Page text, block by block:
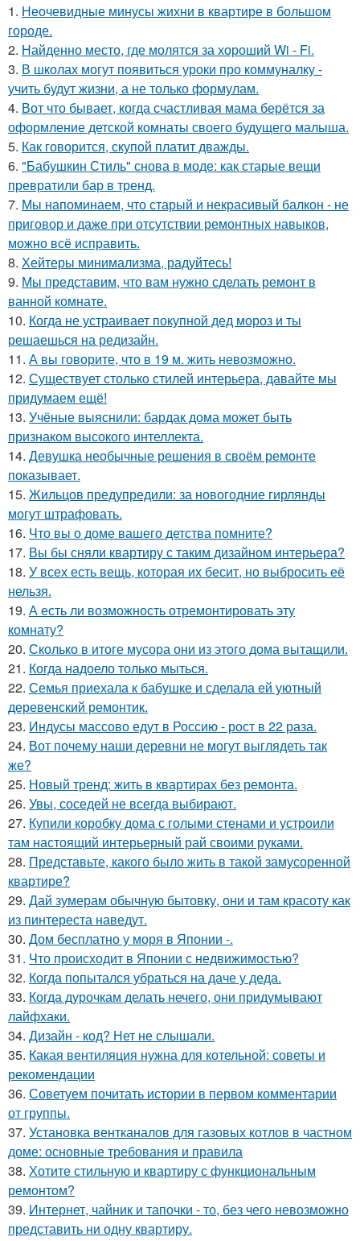
1. Неочевидные минусы жихни в квартире в большом
городе.
2. Найденно место, где молятся за хороший Wi - Fi.
3. В школах могут появиться уроки про коммуналку -
учить будут жизни, а не только формулам.
4. Вот что бывает, когда счастливая мама берётся за
оформление детской комнаты своего будущего малыша.
5. Как говорится, скупой платит дважды.
6. "Бабушкин Стиль" снова в моде: как старые вещи
превратили бар в тренд.
7. Мы напоминаем, что старый и некрасивый балкон - не
приговор и даже при отсутствии ремонтных навыков,
можно всё исправить.
8. Хейтеры минимализма, радуйтесь!
9. Мы представим, что вам нужно сделать ремонт в
ванной комнате.
10. Когда не устраивает покупной дед мороз и ты
решаешься на редизайн.
11. А вы говорите, что в 19 м. жить невозможно.
12. Существует столько стилей интерьера, давайте мы
придумаем ещё!
13. Учёные выяснили: бардак дома может быть
признаком высокого интеллекта.
14. Девушка необычные решения в своём ремонте
показывает.
15. Жильцов предупредили: за новогодние гирлянды
могут штрафовать.
16. Что вы о доме вашего детства помните?
17. Вы бы сняли квартиру с таким дизайном интерьера?
18. У всех есть вещь, которая их бесит, но выбросить её
нельзя.
19. А есть ли возможность отремонтировать эту
комнату?
20. Сколько в итоге мусора они из этого дома вытащили.
21. Когда надоело только мыться.
22. Семья приехала к бабушке и сделала ей уютный
деревенский ремонтик.
23. Индусы массово едут в Россию - рост в 22 раза.
24. Вот почему наши деревни не могут выглядеть так
же?
25. Новый тренд: жить в квартирах без ремонта.
26. Увы, соседей не всегда выбирают.
27. Купили коробку дома с голыми стенами и устроили
там настоящий интерьерный рай своими руками.
28. Представьте, какого было жить в такой замусоренной
квартире?
29. Дай зумерам обычную бытовку, они и там красоту как
из пинтереста наведут.
30. Дом бесплатно у моря в Японии -.
31. Что происходит в Японии с недвижимостью?
32. Когда попытался убраться на даче у деда.
33. Когда дурочкам делать нечего, они придумывают
лайфхаки.
34. Дизайн - код? Нет не слышали.
35. Какая вентиляция нужна для котельной: советы и
рекомендации
36. Советуем почитать истории в первом комментарии
от группы.
37. Установка вентканалов для газовых котлов в частном
доме: основные требования и правила
38. Хотите стильную и квартиру с функциональным
ремонтом?
39. Интернет, чайник и тапочки - то, без чего невозможно
представить ни одну квартиру.